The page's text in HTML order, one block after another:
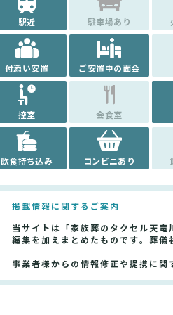
駅近 駐車場あり
付添い安置 ご安置中の面会
控室 会食室
飲食持ち込み コンビニあり
掲載情報に関するご案内
当サイトは「家族葬のタクセル天
編集を加えまとめたものです。葬
事業者様からの情報修正や提携に